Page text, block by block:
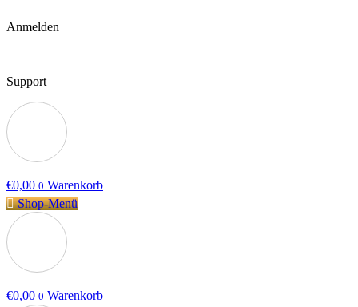
Anmelden
Support
€0,00 0 Warenkorb
Shop-Menü
€0,00 0 Warenkorb